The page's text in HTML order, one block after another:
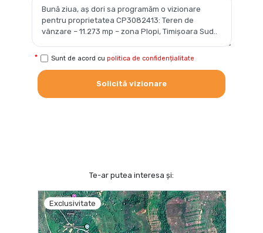
Sunt de acord cu politica de confidențialitate
Solicită vizionare
Te-ar putea interesa și:
Exclusivitate